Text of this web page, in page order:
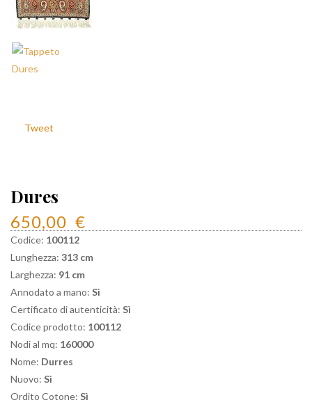
Tweet
Dures
650,00 €
Codice: 100112
Lunghezza: 313 cm
Larghezza: 91 cm
Annodato a mano: Sì
Certificato di autenticità: Sì
Codice prodotto: 100112
Nodi al mq: 160000
Nome: Durres
Nuovo: Sì
Ordito Cotone: Sì